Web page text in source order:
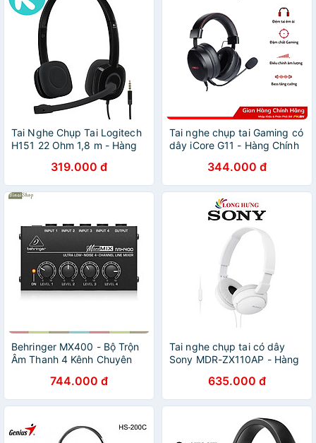
Tai Nghe Chụp Tai Logitech
H151 22 Ohm 1,8 m - Hàng
319.000 đ
Tai nghe chụp tai Gaming có
dây iCore G11 - Hàng Chính
344.000 đ
Behringer MX400 - Bộ Trộn
Âm Thanh 4 Kênh Chuyên
Và Podcast - Hàng Chính
Hãng
744.000 đ
Tai nghe chụp tai có dây
Sony MDR-ZX110AP - Hàng
635.000 đ